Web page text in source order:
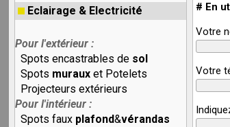
Eclairage & Electricité
Pour l'extérieur :
Spots encastrables de sol
Spots muraux et Potelets
Projecteurs extérieurs
Pour l'intérieur :
Spots faux plafond&vérandas
# En
Votre
Votre